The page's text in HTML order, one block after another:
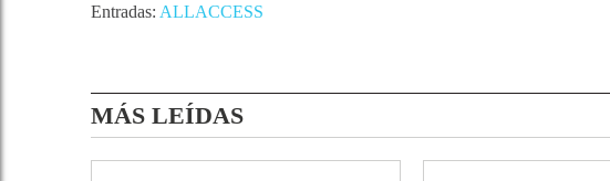
Entradas: ALLACCESS
MÁS LEÍDAS